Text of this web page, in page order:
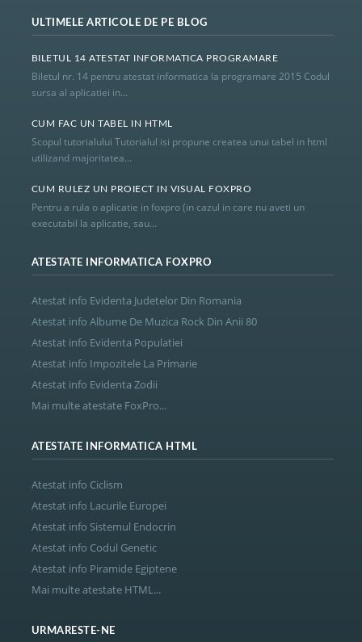
ULTIMELE ARTICOLE DE PE BLOG
BILETUL 14 ATESTAT INFORMATICA PROGRAMARE
Biletul nr. 14 pentru atestat informatica la programare 2015 Codul
sursa al aplicatiei in...
CUM FAC UN TABEL IN HTML
Scopul tutorialului Tutorialul isi propune createa unui tabel in html
utilizand majoritatea...
CUM RULEZ UN PROIECT IN VISUAL FOXPRO
Pentru a rula o aplicatie in foxpro (in cazul in care nu aveti un
executabil la aplicatie, sau...
ATESTATE INFORMATICA FOXPRO
Atestat info Evidenta Judetelor Din Romania
Atestat info Albume De Muzica Rock Din Anii 80
Atestat info Evidenta Populatiei
Atestat info Impozitele La Primarie
Atestat info Evidenta Zodii
Mai multe atestate FoxPro...
ATESTATE INFORMATICA HTML
Atestat info Ciclism
Atestat info Lacurile Europei
Atestat info Sistemul Endocrin
Atestat info Codul Genetic
Atestat info Piramide Egiptene
Mai multe atestate HTML...
URMARESTE-NE